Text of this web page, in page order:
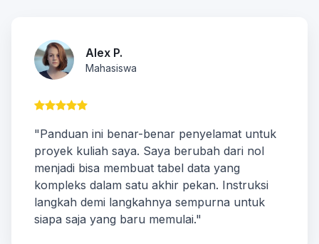
Alex P.
Mahasiswa
"Panduan ini benar-benar penyelamat untuk
proyek kuliah saya. Saya berubah dari nol
menjadi bisa membuat tabel data yang
kompleks dalam satu akhir pekan. Instruksi
langkah demi langkahnya sempurna untuk
siapa saja yang baru memulai."